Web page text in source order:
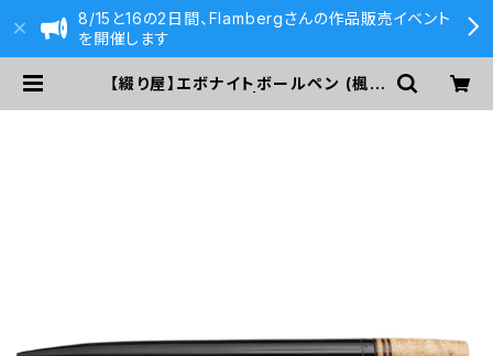
8/15と16の2日間、Flambergさんの作品販売イベント
を開催します
【綴り屋】エボナイトボールペン (楓＆